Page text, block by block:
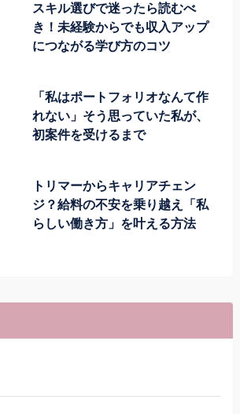
スキル選びで迷ったら読むべ
き！未経験からでも収入アップ
につながる学び方のコツ
「私はポートフォリオなんて作
れない」そう思っていた私が、
初案件を受けるまで
トリマーからキャリアチェン
ジ？給料の不安を乗り越え「私
らしい働き方」を叶える方法